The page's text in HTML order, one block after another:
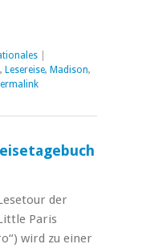
, Lesereise, Madison,
der
Paris
wird zu einer